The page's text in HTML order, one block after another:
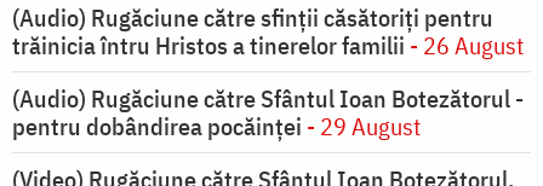
(Audio) Rugăciune către sfinții căsătoriți pentru
trăinicia întru Hristos a tinerelor familii - 26 August
(Audio) Rugăciune către Sfântul Ioan Botezătorul -
pentru dobândirea pocăinței - 29 August